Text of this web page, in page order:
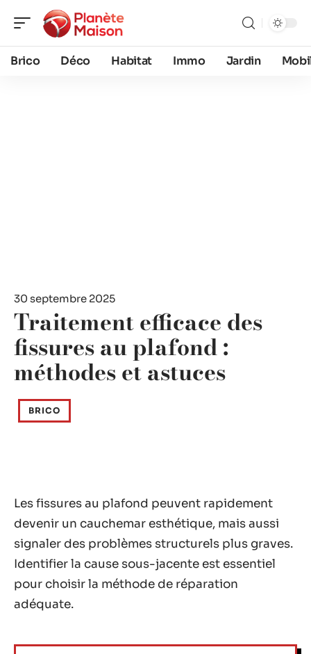
Brico Déco Habitat Immo Jardin
30 septembre 2025
Traitement efficace des
fissures au plafond :
méthodes et astuces
BRICO
Les fissures au plafond peuvent rapidement
devenir un cauchemar esthétique, mais aussi
signaler des problèmes structurels plus graves.
Identifier la cause sous-jacente est essentiel
pour choisir la méthode de réparation
adéquate.